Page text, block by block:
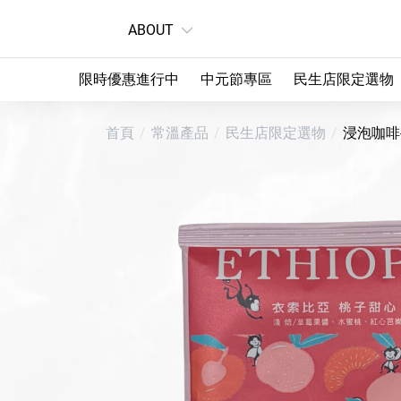
ABOUT
限時優惠進行中 中元節專區 民生店限定選物
首頁 常溫產品 民生店限定選物 浸泡咖